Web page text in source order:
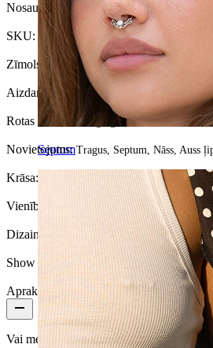
Septum
Nosaukums: Pīrsinga gredzens ar vijuma
SKU: Ring-112
Zīmols: Bodymod Premium
Aizdares veids: Sagriezt spirālē
Rotas veids: Pīrsingu gredzens
Novietojums:Tragus, Septum, Nāss, Auss
Krāsa:
Vienību skaits:
Dizains:
Show pair option: Jā
Apraksts
Vai meklējat savam pīrsingam jaunu